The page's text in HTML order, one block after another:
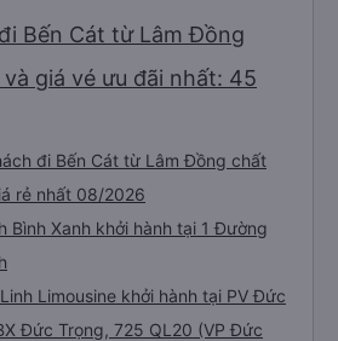
người biết chất lượng thật sự của xe nhé. Cảm
mình 1 trải nghiệm thật tốt, chúc bác tài
Bến Cát từ Lâm Đồng
giá vé ưu đãi nhất: 45
đi Bến Cát từ Lâm Đồng chất
rẻ nhất 08/2026
Bình Xanh khởi hành tại 1 Đường
Limousine khởi hành tại PV Đức
Đức Trọng, 725 QL20 (VP Đức